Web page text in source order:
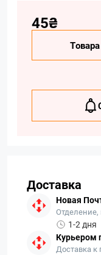
45₴
Доставка
Новая
Отделение,
1-2 дня
Курьером
Доставка к